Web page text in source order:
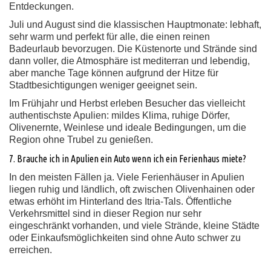
Entdeckungen.
Juli und August sind die klassischen Hauptmonate: lebhaft,
sehr warm und perfekt für alle, die einen reinen
Badeurlaub bevorzugen. Die Küstenorte und Strände sind
dann voller, die Atmosphäre ist mediterran und lebendig,
aber manche Tage können aufgrund der Hitze für
Stadtbesichtigungen weniger geeignet sein.
Im Frühjahr und Herbst erleben Besucher das vielleicht
authentischste Apulien: mildes Klima, ruhige Dörfer,
Olivenernte, Weinlese und ideale Bedingungen, um die
Region ohne Trubel zu genießen.
7. Brauche ich in Apulien ein Auto wenn ich ein Ferienhaus miete?
In den meisten Fällen ja. Viele Ferienhäuser in Apulien
liegen ruhig und ländlich, oft zwischen Olivenhainen oder
etwas erhöht im Hinterland des Itria-Tals. Öffentliche
Verkehrsmittel sind in dieser Region nur sehr
eingeschränkt vorhanden, und viele Strände, kleine Städte
oder Einkaufsmöglichkeiten sind ohne Auto schwer zu
erreichen.